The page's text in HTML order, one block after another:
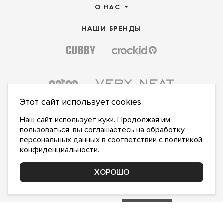
О НАС
НАШИ БРЕНДЫ
ПОДПИСАТЬСЯ НА НОВОСТИ:
сполитикой конфиденциальностиознакомлен и
Этот сайт использует cookies
Наш сайт использует куки. Продолжая им
пользоваться, вы соглашаетесь на обработку
персональных данных в соответствии с политикой
конфиденциальности.
ХОРОШО